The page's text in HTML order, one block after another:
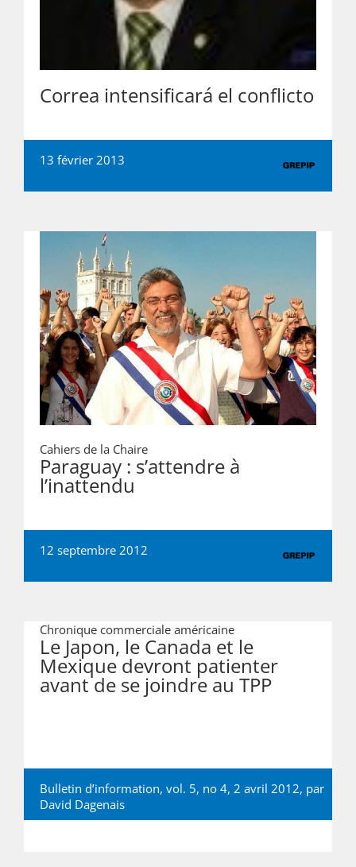
Correa intensificará el conflicto
13 février 2013
Cahiers de la Chaire
Paraguay : s’attendre à
l’inattendu
12 septembre 2012
Chronique commerciale américaine
Le Japon, le Canada et le
Mexique devront patienter
avant de se joindre au TPP
Bulletin d’information, vol. 5, no 4, 2 avril 2012, par
David Dagenais